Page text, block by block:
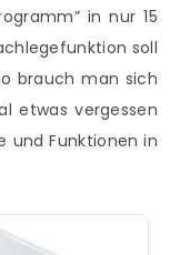
in nur 15
soll
brauch man sich
etwas vergessen
und Funktionen in